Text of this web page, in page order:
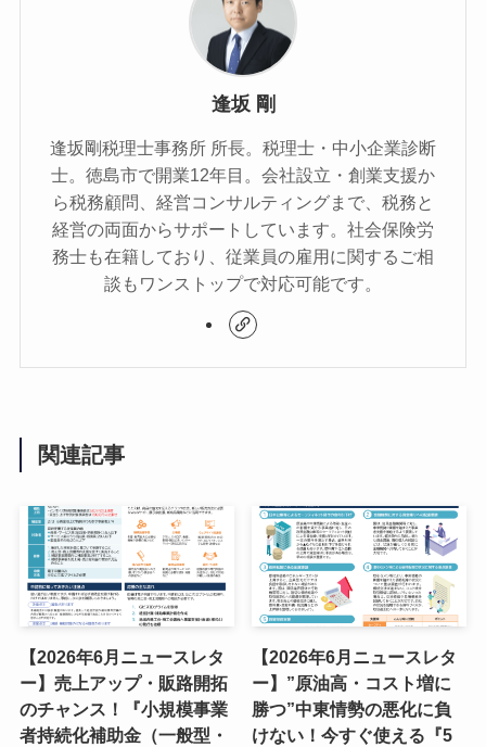
逢坂 剛
逢坂剛税理士事務所 所長。税理士・中小企業診断
士。徳島市で開業12年目。会社設立・創業支援か
ら税務顧問、経営コンサルティングまで、税務と
経営の両面からサポートしています。社会保険労
務士も在籍しており、従業員の雇用に関するご相
談もワンストップで対応可能です。
関連記事
【2026年6月ニュースレタ
ー】売上アップ・販路開拓
のチャンス！『小規模事業
者持続化補助金（一般型・
【2026年6月ニュースレタ
ー】”原油高・コスト増に
勝つ”中東情勢の悪化に負
けない！今すぐ使える『5